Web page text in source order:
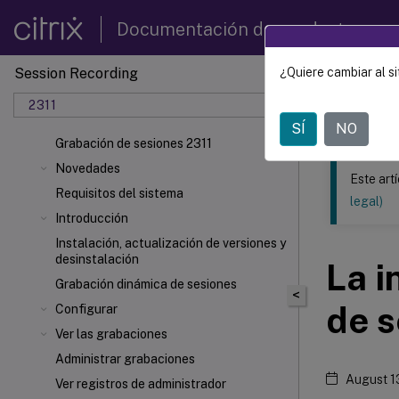
Documentación de productos
Session Recording
2311
Grabación de sesiones 2311
Novedades
Requisitos del sistema
Introducción
Instalación, actualización de versiones y
desinstalación
Grabación dinámica de sesiones
Configurar
Ver las grabaciones
Administrar grabaciones
Ver registros de administrador
Este
<
Este
legal)
La
de
August
¿Quiere cambiar al
SÍ NO